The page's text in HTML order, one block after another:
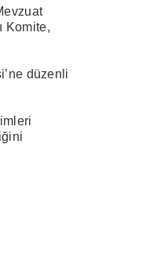
Komite,
düzenli